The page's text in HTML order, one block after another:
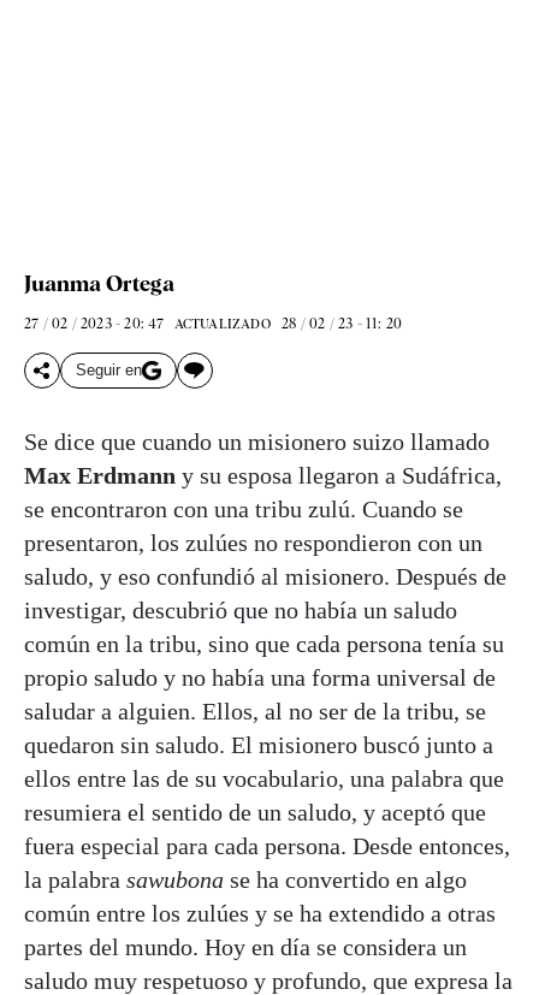
Juanma Ortega
27 / 02 / 2023 - 20: 47 ACTUALIZADO 28 / 02 / 23 - 11: 20
Seguir en
Se dice que cuando un misionero suizo llamado
Max Erdmann y su esposa llegaron a Sudáfrica,
se encontraron con una tribu zulú. Cuando se
presentaron, los zulúes no respondieron con un
saludo, y eso confundió al misionero. Después de
investigar, descubrió que no había un saludo
común en la tribu, sino que cada persona tenía su
propio saludo y no había una forma universal de
saludar a alguien. Ellos, al no ser de la tribu, se
quedaron sin saludo. El misionero buscó junto a
ellos entre las de su vocabulario, una palabra que
resumiera el sentido de un saludo, y aceptó que
fuera especial para cada persona. Desde entonces,
la palabra sawubona se ha convertido en algo
común entre los zulúes y se ha extendido a otras
partes del mundo. Hoy en día se considera un
saludo muy respetuoso y profundo, que expresa la